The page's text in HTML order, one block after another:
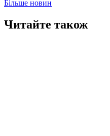
Більше новин
Читайте також